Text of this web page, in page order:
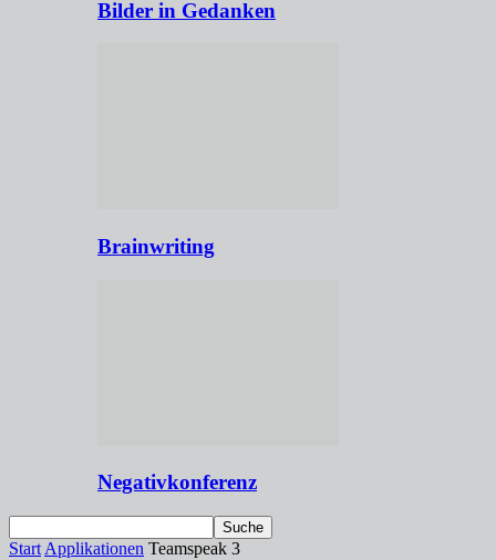
Bilder in Gedanken
Brainwriting
Negativkonferenz
Start Applikationen Teamspeak 3